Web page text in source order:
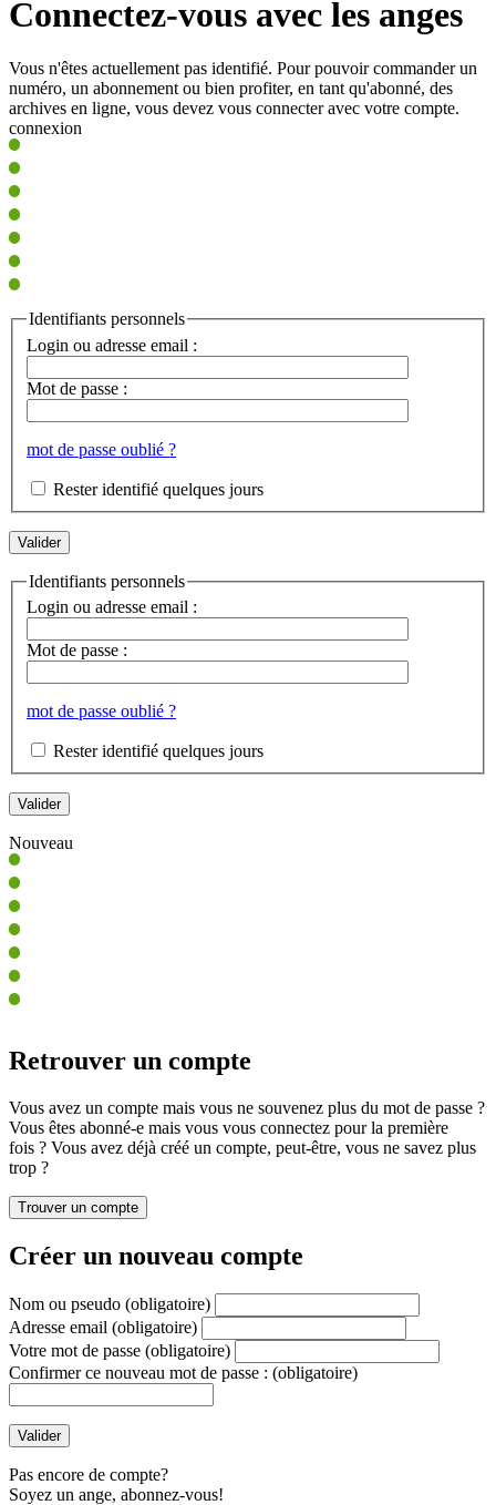
Connectez-vous avec les anges
Vous n'êtes actuellement pas identifié. Pour pouvoir commander un
numéro, un abonnement ou bien profiter, en tant qu'abonné, des
archives en ligne, vous devez vous connecter avec votre compte.
connexion
Identifiants personnels
Login ou adresse email :
Mot de passe :
mot de passe oublié ?
Rester identifié quelques jours
Identifiants personnels
Login ou adresse email :
Mot de passe :
mot de passe oublié ?
Rester identifié quelques jours
Nouveau
Retrouver un compte
Vous avez un compte mais vous ne souvenez plus du mot de passe ?
Vous êtes abonné-e mais vous vous connectez pour la première
fois ? Vous avez déjà créé un compte, peut-être, vous ne savez plus
trop ?
Créer un nouveau compte
Nom ou pseudo (obligatoire)
Adresse email (obligatoire)
Votre mot de passe (obligatoire)
Confirmer ce nouveau mot de passe : (obligatoire)
Pas encore de compte?
Soyez un ange, abonnez-vous!